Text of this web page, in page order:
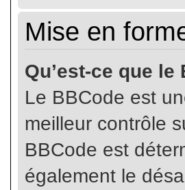
Mise en
Qu’est-ce que le
Le BBCode est
meilleur contrôle
BBCode est
également le